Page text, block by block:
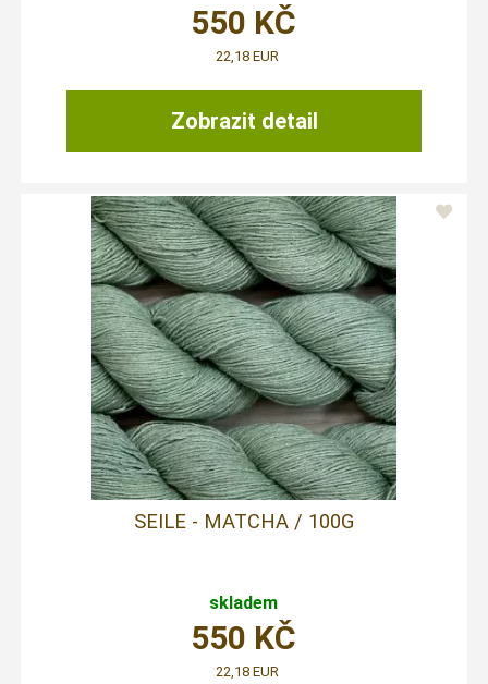
Zobrazit detail
550 KČ
22,18 EUR
SEILE - MATCHA / 100G
skladem
550 KČ
22,18 EUR